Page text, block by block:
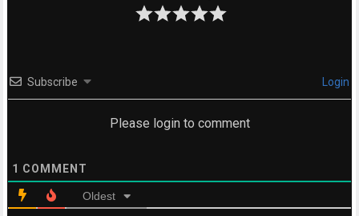
Subscribe Login
Please login to comment
1 COMMENT
Oldest